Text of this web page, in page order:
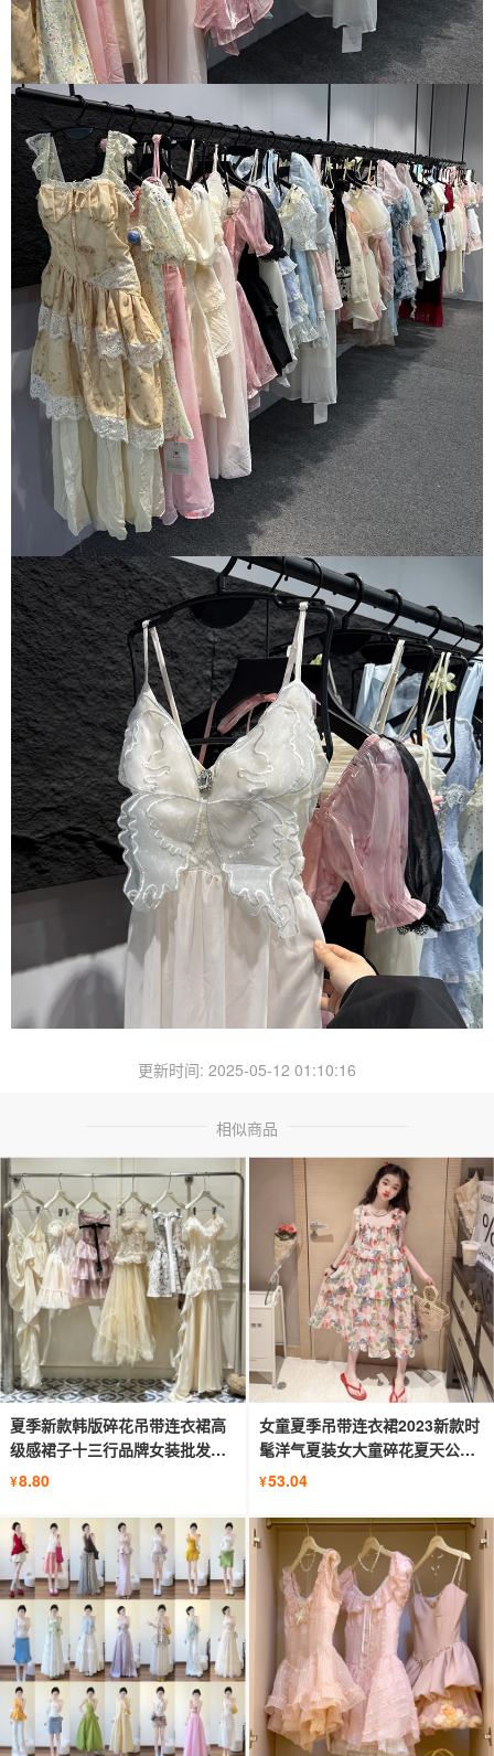
更新时间: 2025-05-12 01:10:16
相似商品
夏季新款韩版碎花吊带连衣裙高
级感裙子十三行品牌女装批发货
源
¥8.80
女童夏季吊带连衣裙2023新款时
髦洋气夏装女大童碎花夏天公主
裙子
¥53.04